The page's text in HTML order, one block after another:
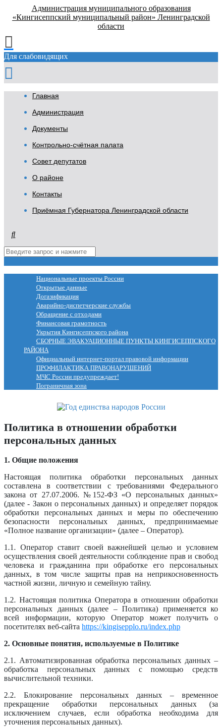
Администрация муниципального образования
«Кингисеппский муниципальный район» Ленинградской
области
Для слабовидящих
Главная
Администрация
Документы
Контрольно-счётная палата
Совет депутатов
О районе
Контакты
Приёмная Губернатора Ленинградской области
Национальные проекты России
Открытые данные
Догазификация
Аварийно-диспетчерские службы
Обращение с отходами
Финансовая грамотность
Укрытия Кингисеппского района
СБОРНЫЕ ЭВАКУАЦИОННЫЕ ПУНКТЫ КИНГИСЕППСКОГО
РАЙОНА
Официальный интернет-портал правовой информации
ПРОФИЛАКТИКА ПРАВОНАРУШЕНИЙ
МЧС России предупреждает!
Пограничная зона
Политика в отношении обработки
персональных данных
1. Общие положения
Настоящая политика обработки персональных данных
составлена в соответствии с требованиями Федерального
закона от 27.07.2006. №152-ФЗ «О персональных данных»
(далее - Закон о персональных данных) и определяет порядок
обработки персональных данных и меры по обеспечению
безопасности персональных данных, предпринимаемые
«Полное название организации» (далее – Оператор).
1.1. Оператор ставит своей важнейшей целью и условием
осуществления своей деятельности соблюдение прав и свобод
человека и гражданина при обработке его персональных
данных, в том числе защиты прав на неприкосновенность
частной жизни, личную и семейную тайну.
1.2. Настоящая политика Оператора в отношении обработки
персональных данных (далее – Политика) применяется ко
всей информации, которую Оператор может получить о
посетителях веб-сайта https://kingisepplo.ru/index.php
2. Основные понятия, используемые в Политике
2.1. Автоматизированная обработка персональных данных –
обработка персональных данных с помощью средств
вычислительной техники.
2.2. Блокирование персональных данных – временное
прекращение обработки персональных данных (за
исключением случаев, если обработка необходима для
уточнения персональных данных).